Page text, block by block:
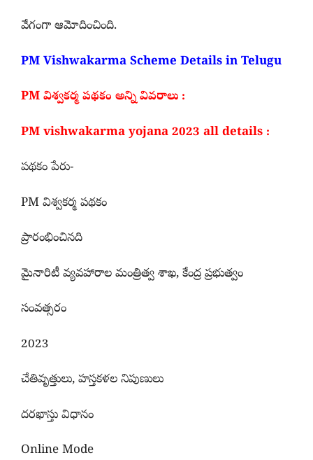
వేగంగా ఆమోదించింది.
PM Vishwakarma Scheme Details in Telugu
PM విశ్వకర్మ పథకం అన్ని వివరాలు :
PM vishwakarma yojana 2023 all details :
పథకం పేరు-
PM విశ్వకర్మ పథకం
ప్రారంభించినది
మైనారిటీ వ్యవహారాల మంత్రిత్వ శాఖ, కేంద్ర ప్రభుత్వం
సంవత్సరం
2023
చేతివృత్తులు, హస్తకళల నిపుణులు
దరఖాస్తు విధానం
Online Mode